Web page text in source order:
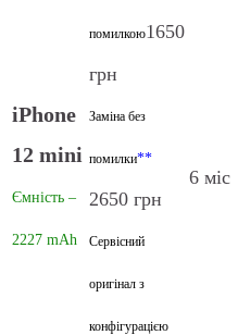
iPhone
12 mini
Ємність –
2227 mAh
помилкою1650
грн
Заміна без
помилки**
2650 грн
Сервісний
оригінал з
конфігурацією
6 міс